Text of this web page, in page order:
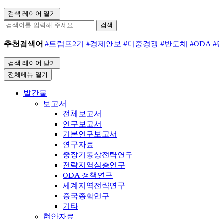
검색 레이어 열기
검색
추천검색어 #트럼프2기 #경제안보 #미중경쟁 #반도체 #ODA #
검색 레이어 닫기
전체메뉴 열기
발간물
보고서
전체보고서
연구보고서
기본연구보고서
연구자료
중장기통상전략연구
전략지역심층연구
ODA 정책연구
세계지역전략연구
중국종합연구
기타
현안자료